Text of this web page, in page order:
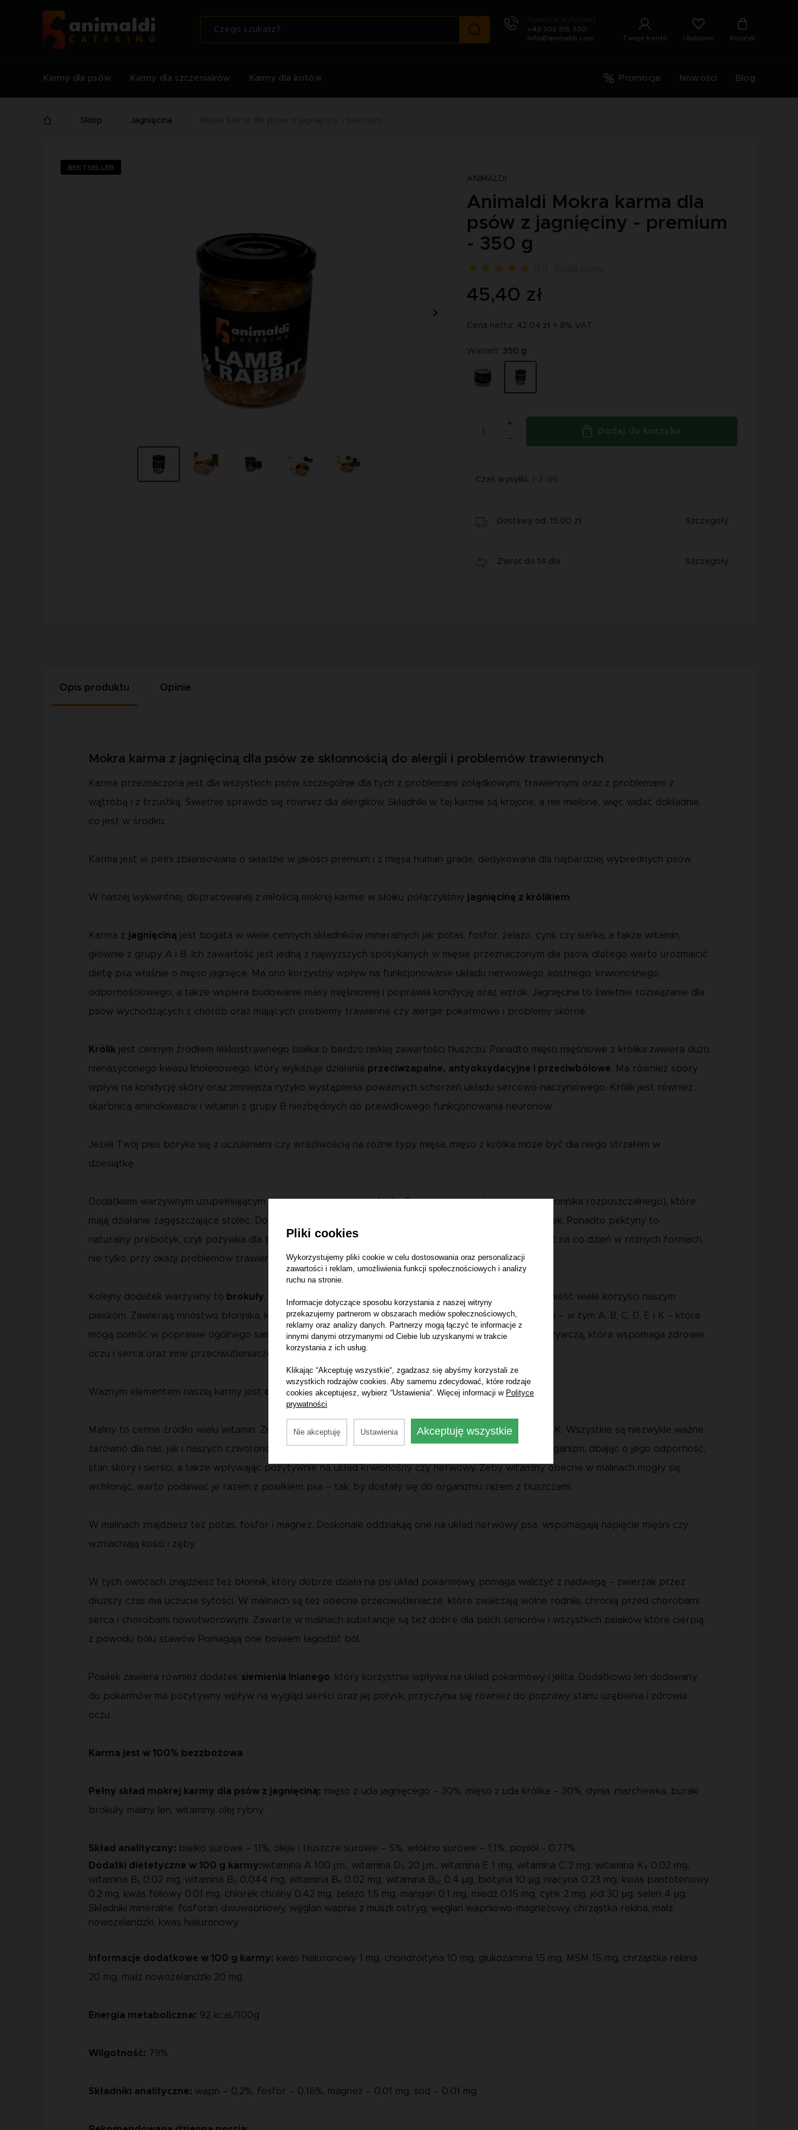
+48 505 915 330
info@animaldi.com
Twoje konto Ulubione Koszyk
Karmy dla psów Karmy dla szczeniaków Karmy dla kotów Promocje Nowości Blog
Sklep Jagnięcina
BESTSELLER
ANIMALDI
Animaldi Mokra karma dla
psów z jagnięciny - premium
- 350 g
45,40 zł
Cena netto: 42,04 zł + 8% VAT
Wariant: 350 g
+
Dodaj do koszyka
Czas wysyłki: 1-3 dni
Dostawy od: 15,00 zł Szczegóły
Zwrot do 14 dni Szczegóły
Opis produktu Opinie
Mokra karma z jagnięciną dla psów ze skłonnością do alergii i problemów trawiennych
Karma przeznaczona jest dla wszystkich psów, szczególnie dla tych z problemami żołądkowymi, trawiennymi oraz z problemami z
wątrobą i z trzustką. Świetnie sprawdzi się również dla alergików. Składniki w tej karmie są krojone, a nie mielone, więc widać dokładnie,
co jest w środku.
Karma jest w pełni zbilansowana o składzie w jakości premium i z mięsa human grade, dedykowana dla najbardziej wybrednych psów.
W naszej wykwintnej, dopracowanej z miłością mokrej karmie w słoiku połączyliśmy jagnięcinę z królikiem.
Karma z jagnięciną jest bogata w wiele cennych składników mineralnych jak potas, fosfor, żelazo, cynk czy siarka, a także witamin,
głównie z grupy A i B. Ich zawartość jest jedną z najwyższych spotykanych w mięsie przeznaczonym dla psów, dlatego warto urozmaicić
dietę psa właśnie o mięso jagnięce. Ma ono korzystny wpływ na funkcjonowanie układu nerwowego, kostnego, krwionośnego,
odpornościowego, a także wspiera budowanie masy mięśniowej i poprawia kondycję oraz wzrok. Jagnięcina to świetnie rozwiązanie dla
psów wychodzących z chorób oraz mających problemy trawienne czy alergie pokarmowe i problemy skórne.
Królik jest cennym źródłem lekkostrawnego białka o bardzo niskiej zawartości tłuszczu. Ponadto mięso mięśniowe z królika zawiera dużo
nienasyconego kwasu linolenowego, który wykazuje działania przeciwzapalne, antyoksydacyjne i przeciwbólowe. Ma również spory
wpływ na kondycję skóry oraz zmniejsza ryzyko wystąpienia poważnych schorzeń układu sercowo-naczyniowego. Królik jest również
skarbnicą aminokwasów i witamin z grupy B niezbędnych do prawidłowego funkcjonowania neuronów.
Jeżeli Twój pies boryka się z uczuleniami czy wrażliwością na różne typy mięsa, mięso z królika może być dla niego strzałem w
dziesiątkę.
Dodatkiem warzywnym uzupełniającym karmę z jagnięciną jestdynia. Dynia zawiera pektyny (rodzaj błonnika rozpuszczalnego), które
mają działanie zagęszczające stolec. Doskonale sprawdzi się jako dodatek do posiłku w trakcie biegunek. Ponadto pektyny to
naturalny prebiotyk, czyli pożywka dla bakterii znajdujących się w jelicie. Dlatego warto dynię podawać na co dzień w różnych formach,
nie tylko przy okazji problemów trawiennych.
Kolejny dodatek warzywny to brokuły, ze względu na wysoką wartość odżywczą, brokuły mogą przynieść wiele korzyści naszym
pieskom. Zawierają mnóstwo błonnika, który wspomaga trawienie i kontrolę wagi. Są też pełne witamin – w tym A, B, C, D, E i K – które
mogą pomóc w poprawie ogólnego samopoczucia. Brokuły zawierają również luteinę – substancję odżywczą, która wspomaga zdrowie
oczu i serca oraz inne przeciwutleniacze, które zmniejszają stan zapalny.
Ważnym elementem naszej karmy jest owoc maliny.
Maliny to cenne źródło wielu witamin. Znajdziesz tam całkiem sporo witaminy C, a także witaminę A, E i K. Wszystkie są niezwykle ważne
zarówno dla nas, jak i naszych czworonogów – w odpowiednich ilościach doskonale wpływają na psi organizm, dbając o jego odporność,
stan skóry i sierści, a także wpływając pozytywnie na układ krwionośny czy nerwowy. Żeby witaminy obecne w malinach mogły się
wchłonąć, warto podawać je razem z posiłkiem psa – tak, by dostały się do organizmu razem z tłuszczami.
W malinach znajdziesz też potas, fosfor i magnez. Doskonale oddziałują one na układ nerwowy psa, wspomagają napięcie mięśni czy
wzmacniają kości i zęby.
W tych owocach znajdziesz też błonnik, który dobrze działa na psi układ pokarmowy, pomaga walczyć z nadwagą – zwierzak przez
dłuższy czas ma uczucie sytości. W malinach są też obecne przeciwutleniacze, które zwalczają wolne rodniki, chronią przed chorobami
serca i chorobami nowotworowymi. Zawarte w malinach substancje są też dobre dla psich seniorów i wszystkich psiaków, które cierpią
z powodu bólu stawów. Pomagają one bowiem łagodzić ból.
Posiłek zawiera również dodatek siemienia lnianego, który korzystnie wpływa na układ pokarmowy i jelita. Dodatkowo len dodawany
do pokarmów ma pozytywny wpływ na wygląd sierści oraz jej połysk, przyczynia się również do poprawy stanu uzębienia i zdrowia
oczu.
Karma jest w 100% bezzbożowa
Pełny skład mokrej karmy dla psów z jagnięciną: mięso z uda jagnięcego – 30%, mięso z uda królika – 30%, dynia, marchewka, buraki ,
brokuły, maliny, len, witaminy, olej rybny
Skład analityczny: białko surowe – 11%, oleje i tłuszcze surowe – 5%, włókno surowe – 1,1%, popiół - 0,77%
Dodatki dietetyczne w 100 g karmy:witamina A 100 j.m., witamina D₃ 20 j.m., witamina E 1 mg, witamina C 2 mg, witamina K₃ 0,02 mg,
witamina B₁ 0,02 mg, witamina B₂ 0,044 mg, witamina B₆ 0,02 mg, witamina B₁₂ 0,4 µg, biotyna 10 µg, niacyna 0,23 mg, kwas pantotenowy
0,2 mg, kwas foliowy 0,01 mg, chlorek choliny 0,42 mg, żelazo 1,5 mg, mangan 0,1 mg, miedź 0,15 mg, cynk 2 mg, jod 30 µg, selen 4 µg.
Składniki mineralne: fosforan dwuwapniowy, węglan wapnia z muszli ostryg, węglan wapniowo-magnezowy, chrząstka rekina, małż
nowozelandzki, kwas hialuronowy.
Informacje dodatkowe w 100 g karmy: kwas hialuronowy 1 mg, chondroityna 10 mg, glukozamina 15 mg, MSM 15 mg, chrząstka rekina
20 mg, małż nowozelandzki 20 mg.
Energia metaboliczna: 92 kcal./100g
Wilgotność: 79%
Składniki analityczne: wapń – 0,2%, fosfor – 0,16%, magnez – 0,01 mg, sód – 0,01 mg
Pliki cookies
Wykorzystujemy pliki cookie w celu dostosowania oraz personalizacji
zawartości i reklam, umożliwienia funkcji społecznościowych i analizy
ruchu na stronie.
Informacje dotyczące sposobu korzystania z naszej witryny
przekazujemy partnerom w obszarach mediów społecznościowych,
reklamy oraz analizy danych. Partnerzy mogą łączyć te informacje z
innymi danymi otrzymanymi od Ciebie lub uzyskanymi w trakcie
korzystania z ich usług.
Klikając “Akceptuję wszystkie“, zgadzasz się abyśmy korzystali ze
wszystkich rodzajów cookies. Aby samemu zdecydować, które rodzaje
cookies akceptujesz, wybierz “Ustawienia“. Więcej informacji w Polityce
prywatności
Nie akceptuję Ustawienia Akceptuję wszystkie